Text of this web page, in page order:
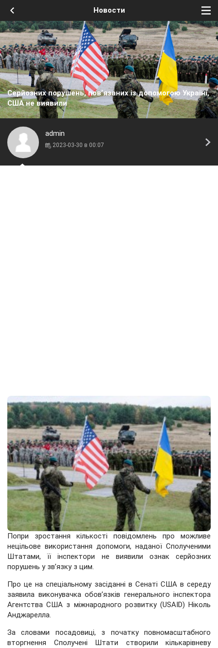
Новости
Серйозних порушень, пов’язаних із допомогою Україні,
США не виявили
admin
2023-03-30 в 00:07
Попри зростання кількості повідомлень про можливе
нецільове використання допомоги, наданої Сполученими
Штатами, її інспектори не виявили ознак серйозних
порушень у зв’язку з цим.
Про це на спеціальному засіданні в Сенаті США в середу
заявила виконувачка обов’язків генерального інспектора
Агентства США з міжнародного розвитку (USAID) Ніколь
Анджарелла.
За словами посадовиці, з початку повномасштабного
вторгнення Сполучені Штати створили кількарівневу